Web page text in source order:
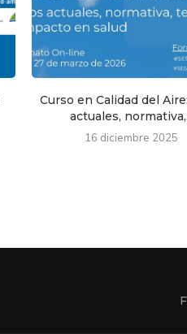
Curso en Calidad del
actuales,
16 diciembre 2025